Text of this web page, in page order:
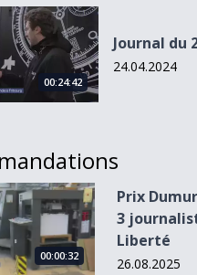
avril 2024
00:24:42
Journal du
24.04.2024
2025 pour 3 journalistes
00:00:32
Prix
3
Liberté
26.08.2025